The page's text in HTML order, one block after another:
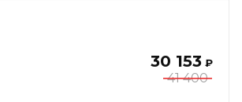
41 400
30 153 ₽